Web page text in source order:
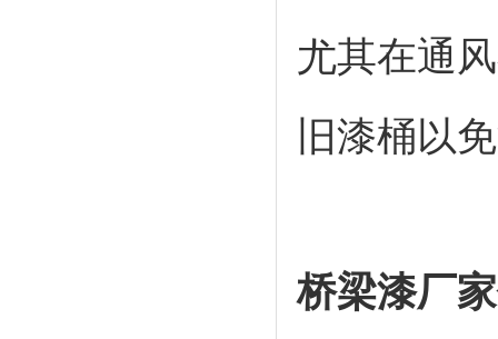
尤其在通
旧漆桶以
桥梁漆厂